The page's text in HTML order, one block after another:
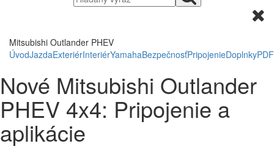
Mitsubishi Outlander PHEV
ÚvodJazdaExteriérInteriérYamahaBezpečnosťPripojenieDoplnkyPDF
Nové Mitsubishi Outlander
PHEV 4x4: Pripojenie a
aplikácie